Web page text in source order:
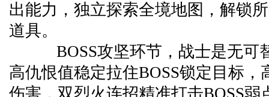
出能力，独立探索全境地图，解锁
道具。
BOSS攻坚环节，战士是无可
高仇恨值稳定拉住BOSS锁定目标，
伤害，双烈火连招精准打击BOSS弱